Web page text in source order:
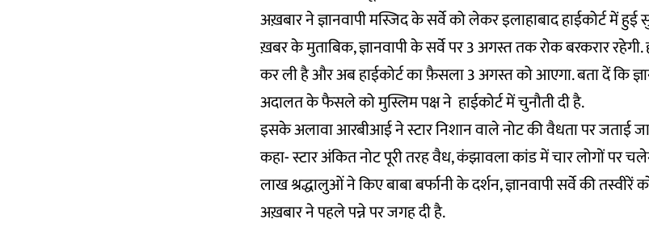
अख़बार ने ज्ञानवापी मस्जिद के सर्वे को लेकर इलाहाबाद हाईकोर्ट में
ख़बर के मुताबिक, ज्ञानवापी के सर्वे पर 3 अगस्त तक रोक बरकरार रहेगी.
कर ली है और अब हाईकोर्ट का फ़ैसला 3 अगस्त को आएगा. बता दें कि
अदालत के फैसले को मुस्लिम पक्ष ने हाईकोर्ट में चुनौती दी है.
इसके अलावा आरबीआई ने स्टार निशान वाले नोट की वैधता पर जताई
कहा- स्टार अंकित नोट पूरी तरह वैध, कंझावला कांड में चार लोगों पर
लाख श्रद्धालुओं ने किए बाबा बर्फानी के दर्शन, ज्ञानवापी सर्वे की
अख़बार ने पहले पन्ने पर जगह दी है.